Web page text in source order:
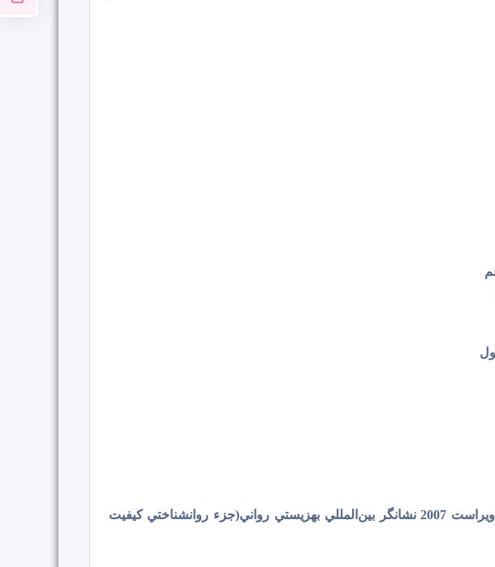
پژوهشگر پروژه مرکز کنترل کیفیت زندگی استرالیا(مستقر در دانشگاه دیکین) و همکار در ویراست 2007 نشانگر بین‌المللي بهزيستي رواني(جزء روانشناختي کيفيت